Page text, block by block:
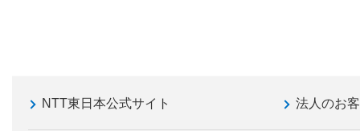
NTT東日本公式サイト 法人のお